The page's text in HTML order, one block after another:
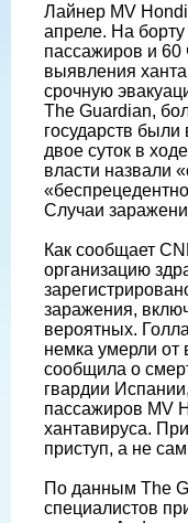
Лайнер MV
апреле. На
пассажиров и 60
выявления
срочную
The Guardian,
государств
двое суток в
власти назвали
Случаи
Как сообщает
организацию
заражения,
вероятных.
немка умерли от
сообщила о
гвардии
пассажиров MV
хантавируса.
приступ, а не
По данным The
специалистов